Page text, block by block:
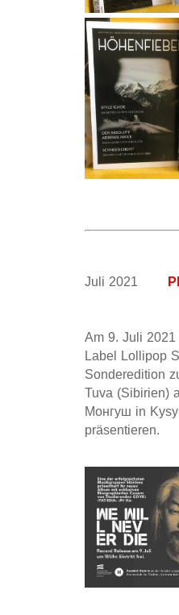
Juli 2021
Am 9. Juli
Label Lollipop
Sonderedition
Tuva (Sibirien)
Монгуш in
präsentieren.